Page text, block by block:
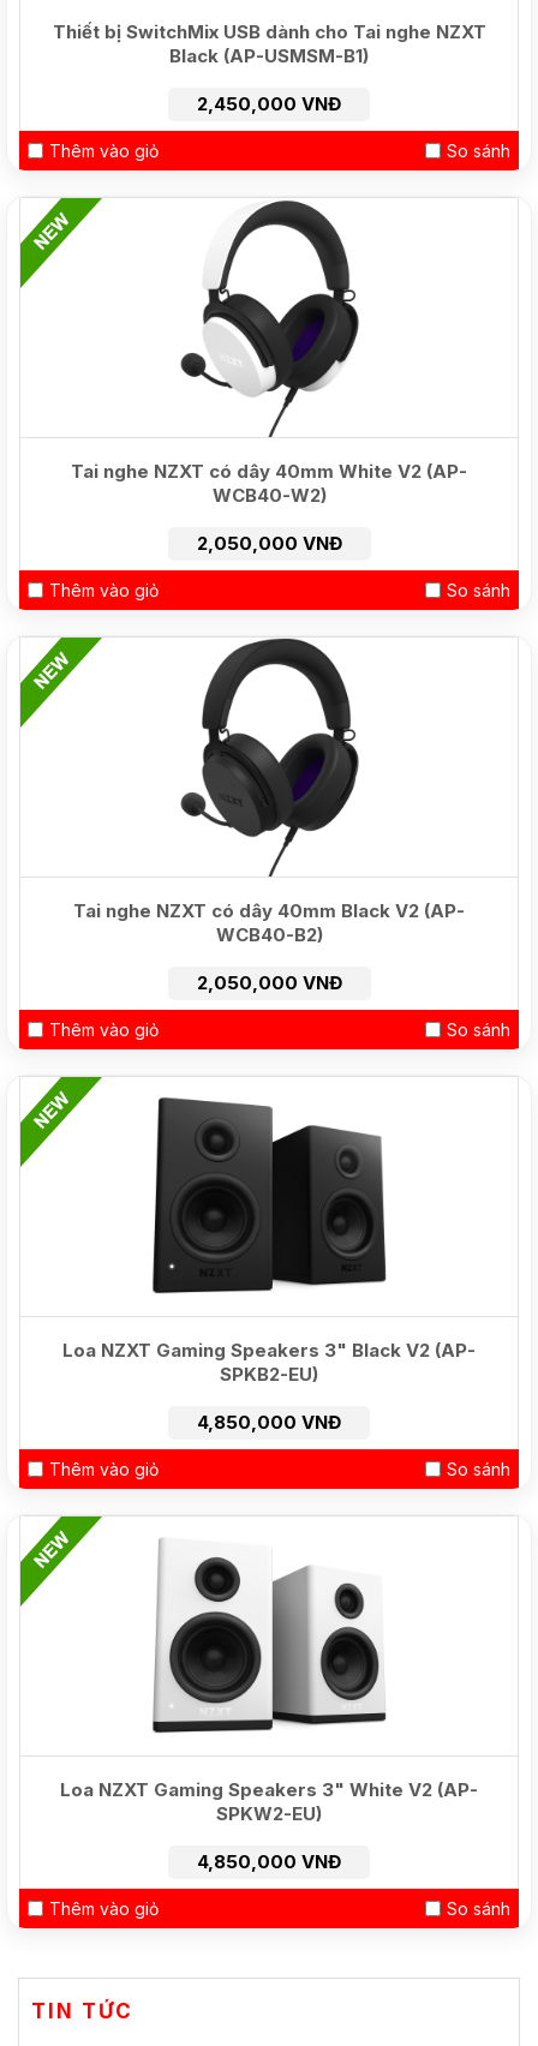
Thiết bị SwitchMix USB dành cho Tai nghe NZXT
Black (AP-USMSM-B1)
2,450,000 VNĐ
Thêm vào giỏ So sánh
NEW
Tai nghe NZXT có dây 40mm White V2 (AP-
WCB40-W2)
2,050,000 VNĐ
Thêm vào giỏ So sánh
HOT
Tai nghe NZXT có dây 40mm Black V2 (AP-
WCB40-B2)
2,050,000 VNĐ
Thêm vào giỏ So sánh
NEW
Loa NZXT Gaming Speakers 3" Black V2 (AP-
SPKB2-EU)
4,850,000 VNĐ
Thêm vào giỏ So sánh
HOT
Loa NZXT Gaming Speakers 3" White V2 (AP-
SPKW2-EU)
4,850,000 VNĐ
Thêm vào giỏ So sánh
TIN TỨC